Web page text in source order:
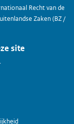
Recht van de
Zaken (BZ /
site